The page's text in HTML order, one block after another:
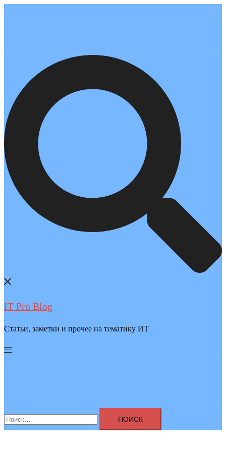
IT Pro Blog
Статьи, заметки и прочее на тематику ИТ
Найти: